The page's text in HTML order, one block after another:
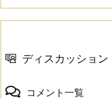
ディスカッション
コメント一覧